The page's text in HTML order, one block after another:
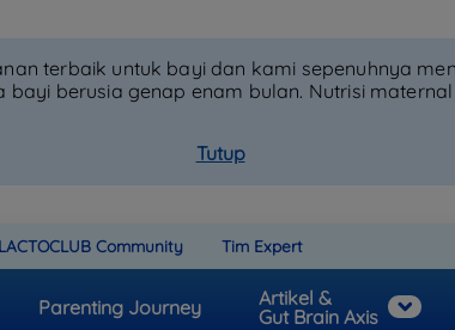
terbaik untuk bayi dan kami sepenuhnya
bayi berusia genap enam bulan. Nutrisi
Tutup
Parenting Journey
Artikel &
Gut Brain Axis
LACTOCLUB Community Tim Expert